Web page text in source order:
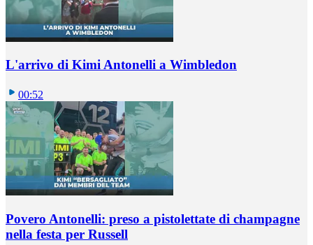
L'arrivo di Kimi Antonelli a Wimbledon
00:52
Povero Antonelli: preso a pistolettate di champagne
nella festa per Russell